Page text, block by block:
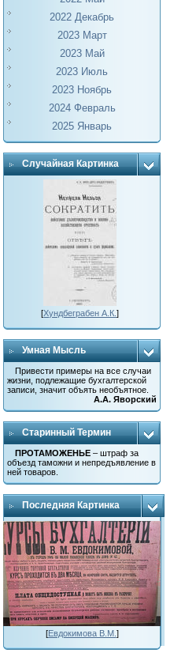
2022 Декабрь
2023 Март
2023 Май
2023 Июль
2023 Ноябрь
2024 Февраль
2025 Январь
Случайная Картинка
[Хундбеграбен А.К.]
Умная Мысль
Привести примеры на все случаи
жизни, подлежащие бухгалтерской
записи, значит объять необъятное.
А.А. Яворский
Старинный Термин
ПРОТАМОЖЕНЬЕ – штраф за
объезд таможни и непредъявление в
ней товаров.
Последняя Картинка
[Евдокимова В.М. ]